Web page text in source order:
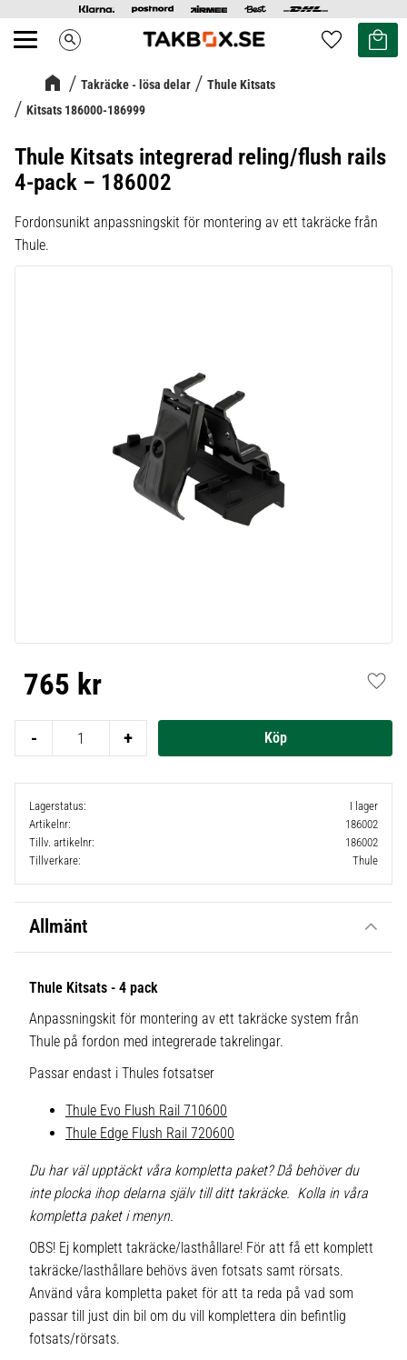
Meny search Favoriter
Kundvagn
Takräcke - lösa delar
Thule Kitsats
Kitsats 186000-186999
Thule Kitsats integrerad reling/flush rails
4-pack – 186002
Fordonsunikt anpassningskit för montering av ett takräcke från
Thule.
765 kr
+
-
Lagerstatus
I lager
Artikelnr
186002
Tillv. artikelnr
186002
Tillverkare
Thule
Allmänt
Thule Kitsats - 4 pack
Anpassningskit för montering av ett takräcke system från
Thule på fordon med integrerade takrelingar.
Passar endast i Thules fotsatser
Thule Evo Flush Rail 710600
Thule Edge Flush Rail 720600
Du har väl upptäckt våra kompletta paket? Då behöver du
inte plocka ihop delarna själv till ditt takräcke. Kolla in våra
kompletta paket i menyn.
OBS! Ej komplett takräcke/lasthållare! För att få ett komplett
takräcke/lasthållare behövs även fotsats samt rörsats.
Använd våra kompletta paket för att ta reda på vad som
passar till just din bil om du vill komplettera din befintlig
fotsats/rörsats.